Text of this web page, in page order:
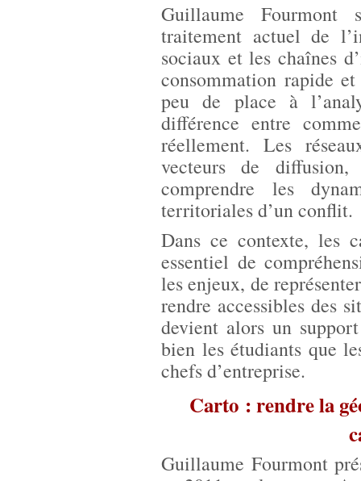
Guillaume Fourmont
traitement actuel de
sociaux et les chaînes
consommation rapide
peu de place à
différence entre
réellement. Les
vecteurs de
comprendre les
territoriales d’un conflit.
Dans ce contexte, les
essentiel de
les enjeux, de
rendre accessibles des
devient alors un
bien les étudiants que
chefs d’entreprise.
Carto : rendre la
Guillaume Fourmont